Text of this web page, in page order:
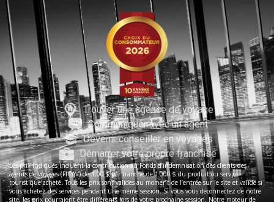
Trouver une agence de voyage
Communiquer avec un agent
Devenir conseiller en voyages
Démarrer votre propre franchise
Les prix indiqués incluent la contribution au Fonds d’indemnisation des clients des
agents de voyages (FICAV) de 1,00 $ par tranche de 1 000 $ du produit ou service
touristique acheté. Tous les prix sont valides au moment de l’entrée sur le site et valide si
vous achetez des services pendant une même session. Si vous vous déconnectez de notre
site, les prix pourraient être différents lors de votre prochaine session. Notre moteur de